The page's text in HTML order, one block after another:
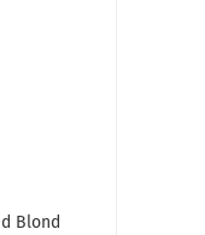
Blond